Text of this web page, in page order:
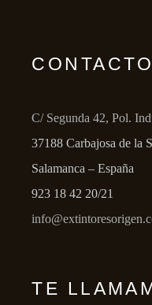
CONTACTO
C/ Segunda 42, Pol.
37188 Carbajosa de la
Salamanca – España
923 18 42 20/21
TE